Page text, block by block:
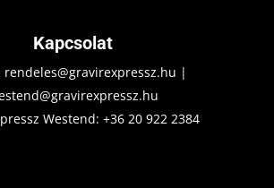
Kapcsolat
rendeles@gravirexpressz.hu |
Westend:+36 20 922 2384